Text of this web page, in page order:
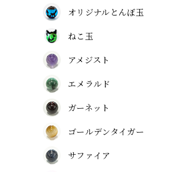
オリジナルとんぼ玉
ねこ玉
アメジスト
エメラルド
ガーネット
ゴールデンタイガー
サファイア